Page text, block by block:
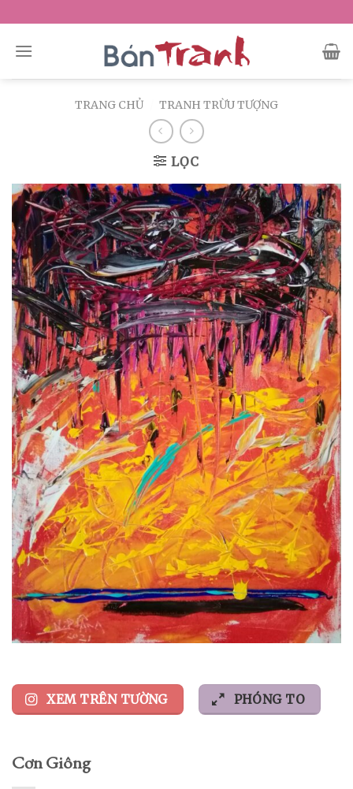
to
content
TRANG CHỦ TRANH TRỪU TƯỢNG
LỌC
XEM TRÊN TƯỜNG PHÓNG TO
Cơn Giông